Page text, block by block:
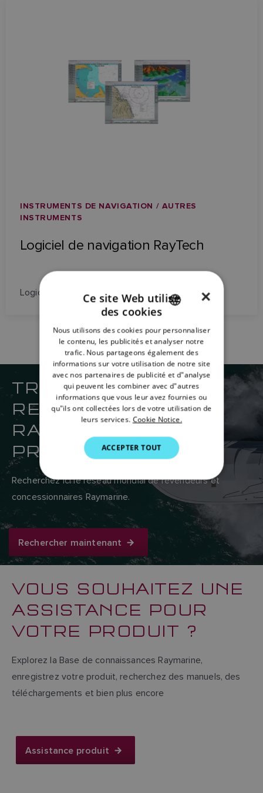
INSTRUMENTS DE NAVIGATION / AUTRES
INSTRUMENTS
Logiciel de navigation RayTech
Logiciel de navigation et traceur de cartes sur PC
TROUVEZ VOTRE
REVENDEUR
RAYMARINE LE PLUS
PROCHE
Recherchez ici le réseau mondial de revendeurs et
concessionnaires Raymarine.
Rechercher maintenant
VOUS SOUHAITEZ UNE
ASSISTANCE POUR
VOTRE PRODUIT ?
Explorez la Base de connaissances Raymarine,
enregistrez votre produit, recherchez des manuels, des
téléchargements et bien plus encore
Assistance produit
FRENCH
DANISH
ITALIAN
SWEDISH
GERMAN
DUTCH
SPANISH
FINNISH
×
Ce site Web utilise
des cookies
Nous utilisons des cookies pour personnaliser
le contenu, les publicités et analyser notre
trafic. Nous partageons également des
informations sur votre utilisation de notre site
avec nos partenaires de publicité et d"analyse
qui peuvent les combiner avec d"autres
informations que vous leur avez fournies ou
qu"ils ont collectées lors de votre utilisation de
leurs services. Cookie Notice.
ACCEPTER TOUT